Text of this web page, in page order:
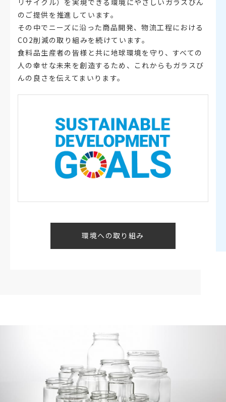
のご提供を推進しています。
その中でニーズに沿った商品開発、物流工程における
CO2削減の取り組みを続けています。
食料品生産者の皆様と共に地球環境を守り、すべての
人の幸せな未来を創造するため、これからもガラスび
んの良さを伝えてまいります。
環境への取り組み